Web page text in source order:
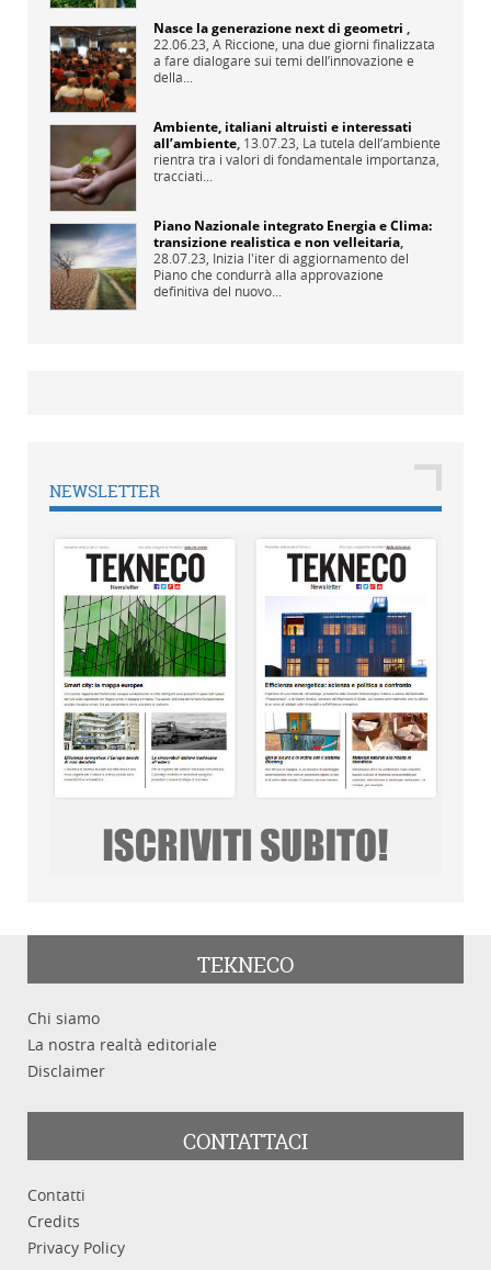
Nasce la generazione next di geometri ,
22.06.23, A Riccione, una due giorni finalizzata
a fare dialogare sui temi dell’innovazione e
della...
Ambiente, italiani altruisti e interessati
all’ambiente, 13.07.23, La tutela dell’ambiente
rientra tra i valori di fondamentale importanza,
tracciati...
Piano Nazionale integrato Energia e Clima:
transizione realistica e non velleitaria,
28.07.23, Inizia l'iter di aggiornamento del
Piano che condurrà alla approvazione
definitiva del nuovo...
NEWSLETTER
TEKNECO
Chi siamo
La nostra realtà editoriale
Disclaimer
CONTATTACI
Contatti
Credits
Privacy Policy